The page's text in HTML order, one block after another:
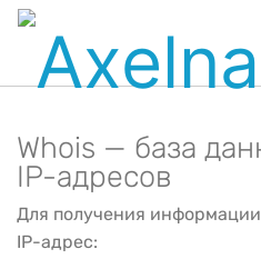
Whois — база
IP-адресов
Для получения
IP-адрес: